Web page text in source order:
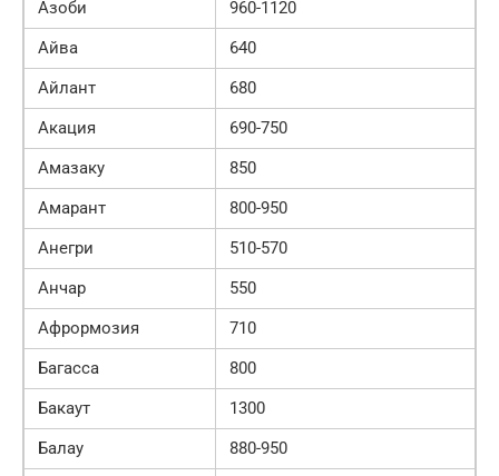
Азоби
960-1120
Айва
640
Айлант
680
Акация
690-750
Амазаку
850
Амарант
800-950
Анегри
510-570
Анчар
550
Афрормозия
710
Багасса
800
Бакаут
1300
Балау
880-950